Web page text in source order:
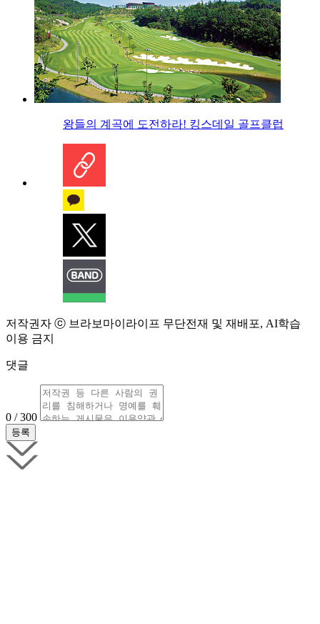
왕들의 계곡에 도전하라! 킹스데일 골프클럽
저작권자 ⓒ 브라보마이라이프 무단전재 및 재배포, AI학습
이용 금지
댓글
0 / 300